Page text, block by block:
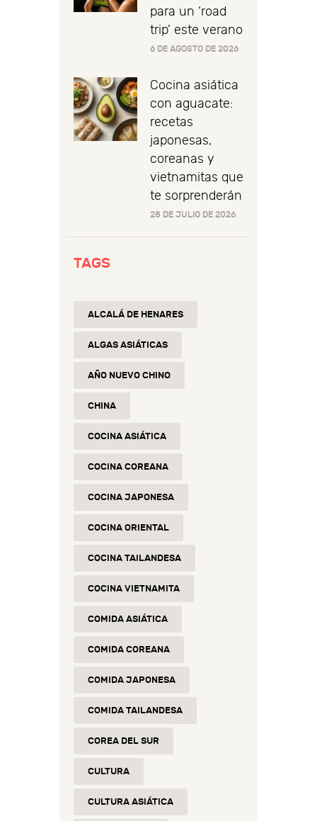
para un ‘road
trip’ este verano
6 DE AGOSTO DE 2026
Cocina asiática
con aguacate:
recetas
japonesas,
coreanas y
vietnamitas que
te sorprenderán
28 DE JULIO DE 2026
TAGS
ALCALÁ DE HENARES
ALGAS ASIÁTICAS
AÑO NUEVO CHINO
CHINA
COCINA ASIÁTICA
COCINA COREANA
COCINA JAPONESA
COCINA ORIENTAL
COCINA TAILANDESA
COCINA VIETNAMITA
COMIDA ASIÁTICA
COMIDA COREANA
COMIDA JAPONESA
COMIDA TAILANDESA
COREA DEL SUR
CULTURA
CULTURA ASIÁTICA